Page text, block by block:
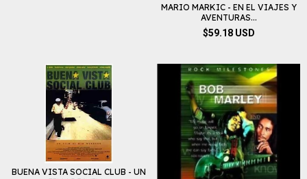
MARIO MARKIC - EN EL VIAJES Y
AVENTURAS...
$59.18 USD
BUENA VISTA SOCIAL CLUB - UN